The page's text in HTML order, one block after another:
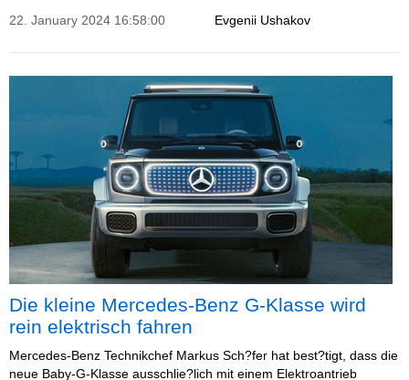
dem GLC mit Verbrennungsmotor teilte.
Evgenii Ushakov
22. January 2024 16:58:00
Die kleine Mercedes-Benz G-Klasse wird
rein elektrisch fahren
Mercedes-Benz Technikchef Markus Sch?fer hat best?tigt, dass die
neue Baby-G-Klasse ausschlie?lich mit einem Elektroantrieb